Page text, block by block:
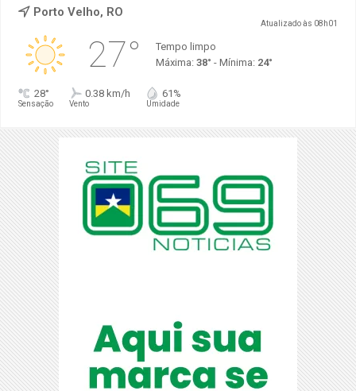
Porto Velho, RO
Atualizado às 08h01
27°
Tempo limpo
Máxima: 38° - Mínima: 24°
28°
Sensação
0.38 km/h
Vento
61%
Umidade